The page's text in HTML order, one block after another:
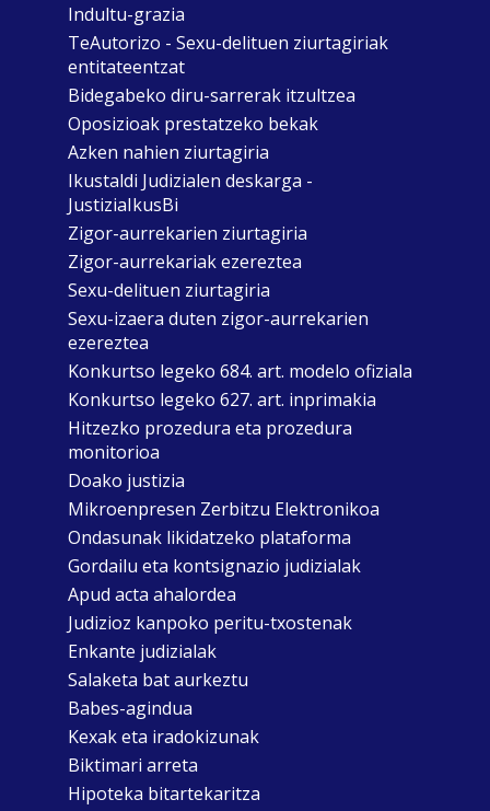
Indultu-grazia
TeAutorizo - Sexu-delituen ziurtagiriak
entitateentzat
Bidegabeko diru-sarrerak itzultzea
Oposizioak prestatzeko bekak
Azken nahien ziurtagiria
Ikustaldi Judizialen deskarga -
JustiziaIkusBi
Zigor-aurrekarien ziurtagiria
Zigor-aurrekariak ezereztea
Sexu-delituen ziurtagiria
Sexu-izaera duten zigor-aurrekarien
ezereztea
Konkurtso legeko 684. art. modelo ofiziala
Konkurtso legeko 627. art. inprimakia
Hitzezko prozedura eta prozedura
monitorioa
Doako justizia
Mikroenpresen Zerbitzu Elektronikoa
Ondasunak likidatzeko plataforma
Gordailu eta kontsignazio judizialak
Apud acta ahalordea
Judizioz kanpoko peritu-txostenak
Enkante judizialak
Salaketa bat aurkeztu
Babes-agindua
Kexak eta iradokizunak
Biktimari arreta
Hipoteka bitartekaritza